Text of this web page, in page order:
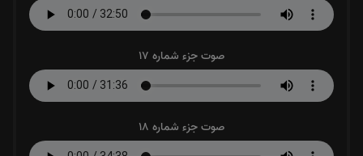
صوت جزء شماره 17
صوت جزء شماره 18